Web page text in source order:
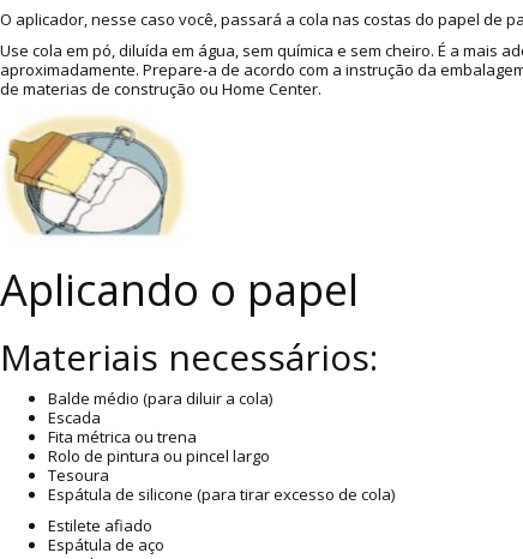
O aplicador, nesse caso você, passará a cola nas costas do papel de
Use cola em pó, diluída em água, sem química e sem cheiro. É a
aproximadamente. Prepare-a de acordo com a instrução da
de materias de construção ou Home Center.
Aplicando o papel
Materiais necessários:
Balde médio (para diluir a cola)
Escada
Fita métrica ou trena
Rolo de pintura ou pincel largo
Tesoura
Espátula de silicone (para tirar excesso de cola)
Estilete afiado
Espátula de aço